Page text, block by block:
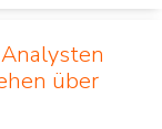
über